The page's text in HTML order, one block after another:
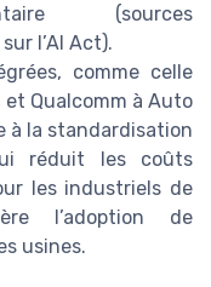
(sources
l’AI Act).
comme celle
et Qualcomm à Auto
à la standardisation
réduit les coûts
les industriels de
l’adoption de
usines.